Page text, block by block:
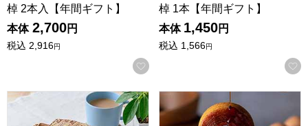
棹 2本入【年間ギフト】
本体 2,700円
税込 2,916円
お気に入りに登録する
棹 1本【年間ギフト】
本体 1,450円
税込 1,566円
アニマルドーナツ 4個[ANM-10]【年間ギフト】
森の庭 焦がしキャラメルが